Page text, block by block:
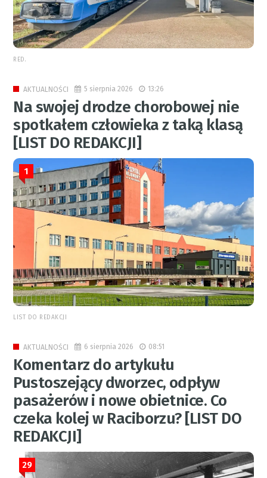
RED.
AKTUALNOŚCI 5 sierpnia 2026 13:26
Na swojej drodze chorobowej nie
spotkałem człowieka z taką klasą
[LIST DO REDAKCJI]
1
LIST DO REDAKCJI
AKTUALNOŚCI 6 sierpnia 2026 08:51
Komentarz do artykułu
Pustoszejący dworzec, odpływ
pasażerów i nowe obietnice. Co
czeka kolej w Raciborzu? [LIST DO
REDAKCJI]
29